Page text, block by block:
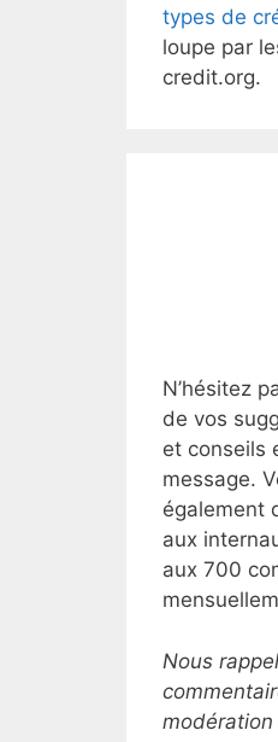
types de
loupe par
credit.org.
N’hésitez
de vos
et conseils
message.
également
aux
aux 700
Nous
modération